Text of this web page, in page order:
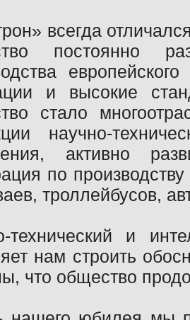
всегда
постоянно
и высокие
стало
научно-
активно
по
троллейбусов,
технический и
нам строить
что общество